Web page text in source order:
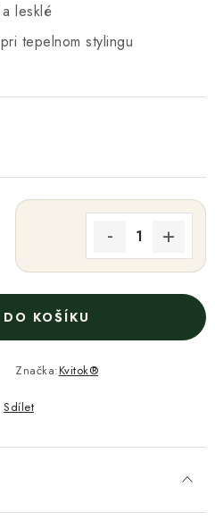
lesklé
tepelnom stylingu
KOŠÍKU
Značka:Kvitok®
Sdílet